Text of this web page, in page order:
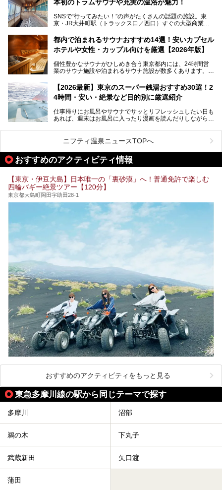
最近、SNSやメディアで「デザイナーズ銭湯」や「ネオ銭
本記事では、そもそもこれらがどんな銭湯なのか、その気に
いおしゃれな名店15選を、おすすめの順番で一挙にご紹介
します。
本初のトラムサウナや充実の温浴が魅力！
SNSで“行ってみたい！”の声がたくさんの話題の施設。東
京・JR大井町駅（トラックス口／西口）すぐの大型商業施
ツァ大井町トラックス」がニューオープン。施設の様子をレ
ポ―トします。
都内で泊まれるサウナおすすめ14選！安いカプセル
ホテルや女性・カップル向けを厳選【2026年版】
個性豊かなサウナがひしめき合う東京都内には、24時間営
業のサウナ施設や泊まれるサウナ施設が数多くあります。
を旅の目的とする「サ旅」や自分へのご褒美のための宿泊な
ど、自分の好きなタイミングで好きなだけサ活ができるのが
魅力です。
最近では、男性専用施設だけでなく、カップルや女性に嬉し
い個室サウナも増えてきました。
ら、特におすすめしたい施設14選をご紹介します。
してみてください。
【2026最新】東京のスーパー銭湯おすすめ30選！2
4時間・安い・絶景など目的別に厳選紹介
仕事帰りにお風呂やサウナでサッとリフレッシュしたい日も
あれば、週末はお風呂に入ったり漫画を読んだりしながら一
また、終電を逃してしまい、「このまま朝までゆっくりでき
る場所があれば」と探した経験がある人も多いのではないで
しょうか。
そこで本記事では、東京でおすすめのスーパー銭湯を、目的
24時間営業で宿泊できる施設や、1,000円以下で楽しめる安
い施設、デートや休日レジャーにもぴったりなエンタメ要素
が充実した施設など、利用のシーンに合わせて参考にしてく
ださい。
ニフティ温泉ニュースTOPへ
おすすめのアクティビティ情報
【東京・伊豆大島】日本唯一の「裏砂漠」へ！普通免許で楽しむ
四輪バギー絶景ツアー【120分】
東京都大島町岡田字助田28-1
おすすめのアクティビティをもっと見る
東急多摩川線の駅から同じテーマで探す
多摩川 沼部
鵜の木 下丸子
武蔵新田 矢口渡
蒲田